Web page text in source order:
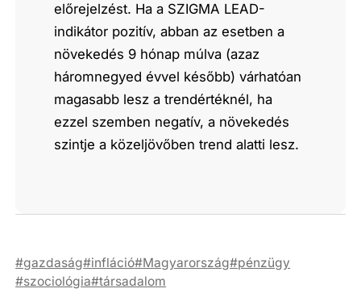
előrejelzést. Ha a SZIGMA LEAD-
indikátor pozitív, abban az esetben a
növekedés 9 hónap múlva (azaz
háromnegyed évvel később) várhatóan
magasabb lesz a trendértéknél, ha
ezzel szemben negatív, a növekedés
szintje a közeljövőben trend alatti lesz.
gazdaság infláció Magyarország pénzügy
szociológia társadalom